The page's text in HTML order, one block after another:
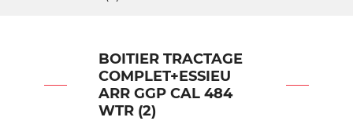
BOITIER TRACTAGE
COMPLET+ESSIEU
ARR GGP CAL 484
WTR (2)